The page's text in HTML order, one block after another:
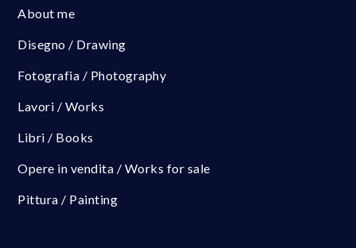
About me
Disegno / Drawing
Fotografia / Photography
Lavori / Works
Libri / Books
Opere in vendita / Works for sale
Pittura / Painting